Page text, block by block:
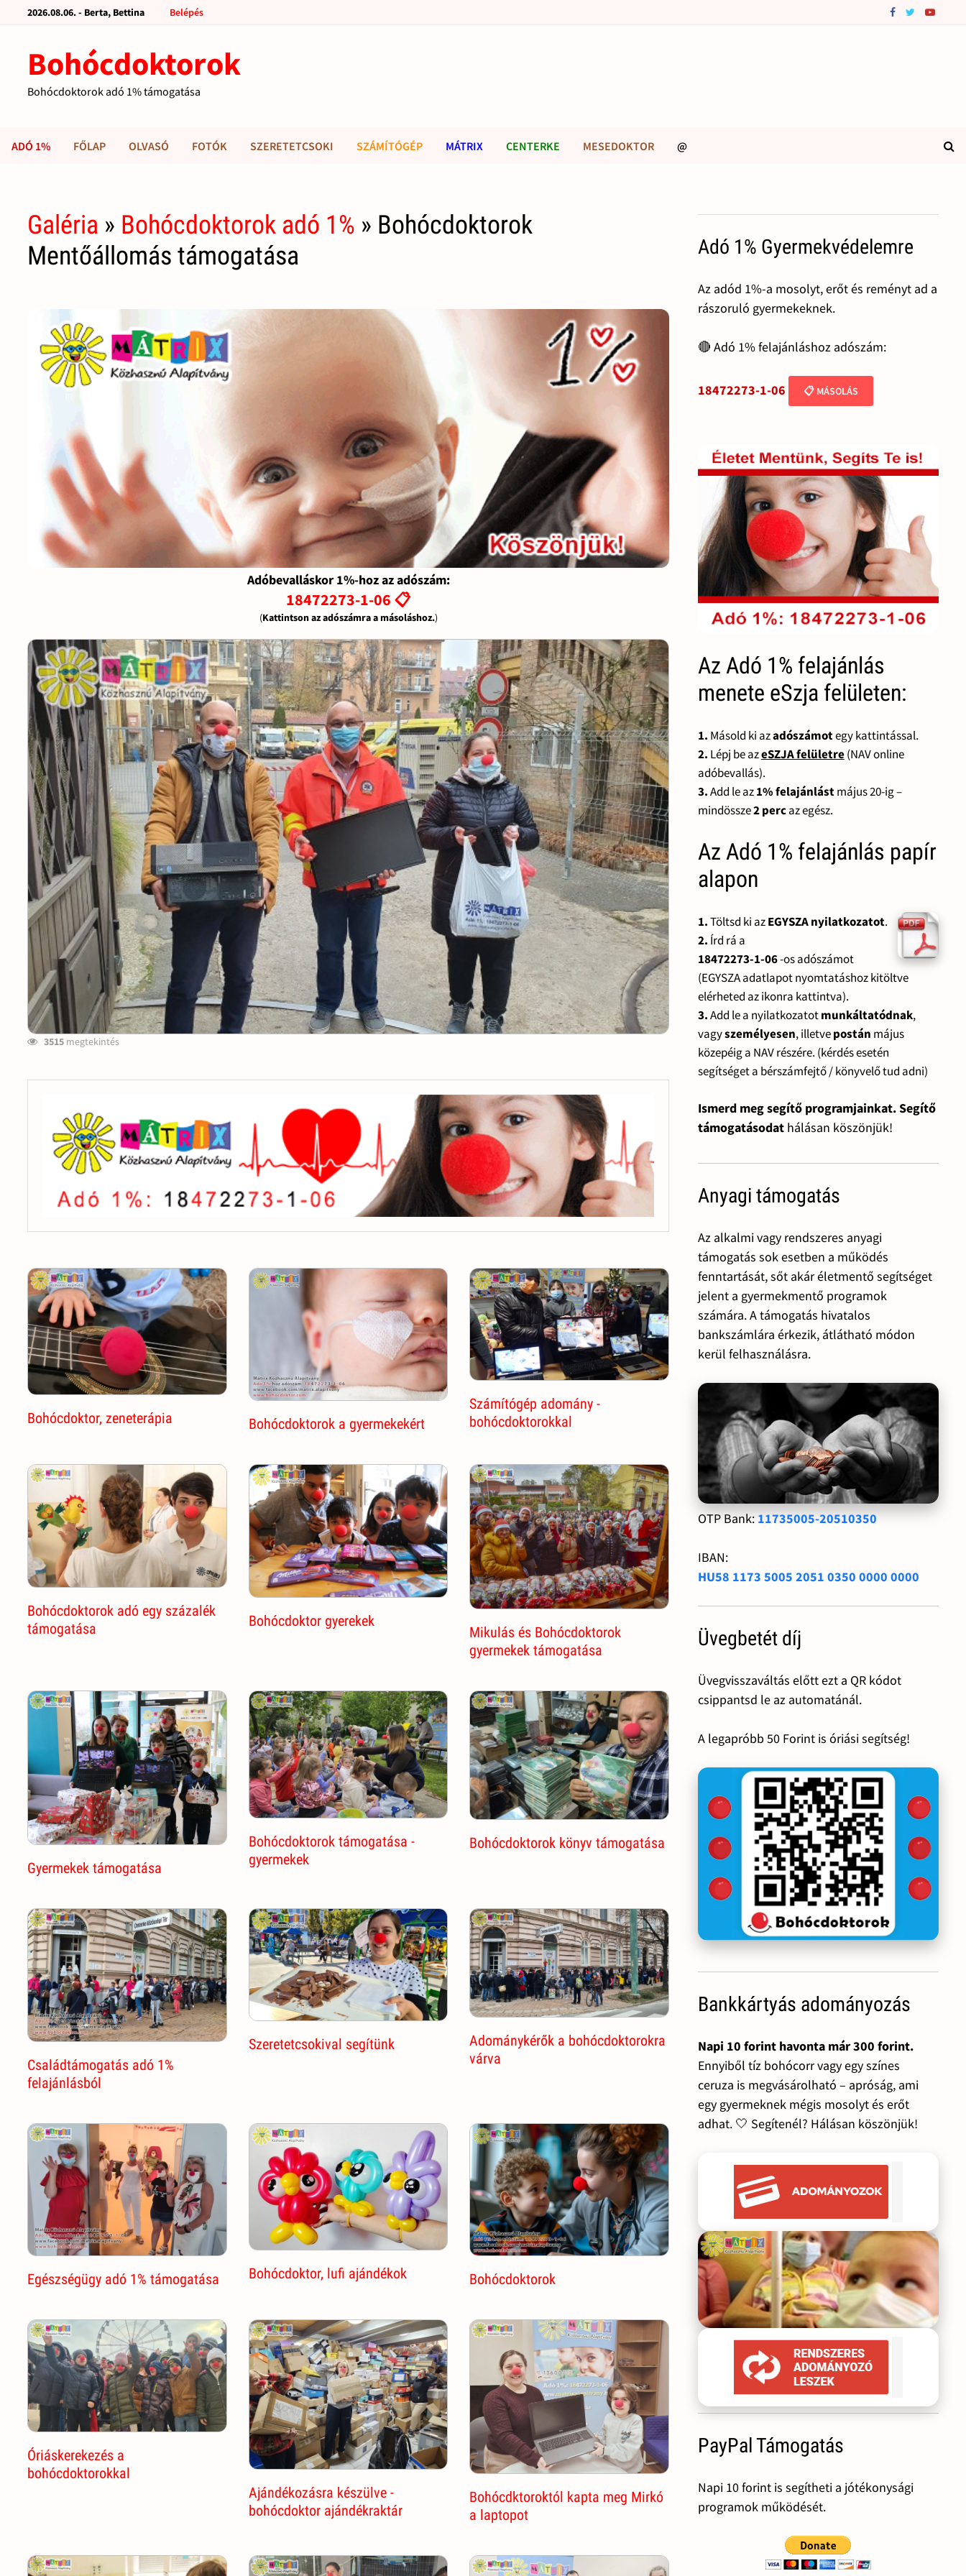
2026.08.06. - Berta, Bettina Belépés
Bohócdoktorok
Bohócdoktorok adó 1% támogatása
ADÓ 1% FŐLAP OLVASÓ FOTÓK SZERETETCSOKI SZÁMÍTÓGÉP MÁTRIX CENTERKE MESEDOKTOR @
Galéria » Bohócdoktorok adó 1% » Bohócdoktorok
Mentőállomás támogatása
Adóbevalláskor 1%-hoz az adószám:
18472273-1-06 📋
(Kattintson az adószámra a másoláshoz.)
3515 megtekintés
Bohócdoktor, zeneterápia Bohócdoktorok a gyermekekért
Számítógép adomány -
bohócdoktorokkal
Bohócdoktorok adó egy százalék
támogatása
Bohócdoktor gyerekek
Mikulás és Bohócdoktorok
gyermekek támogatása
Gyermekek támogatása
Bohócdoktorok támogatása -
gyermekek
Bohócdoktorok könyv támogatása
Családtámogatás adó 1%
felajánlásból
Szeretetcsokival segítünk
Adománykérők a bohócdoktorokra
várva
Egészségügy adó 1% támogatása Bohócdoktor, lufi ajándékok Bohócdoktorok
Óriáskerekezés a
bohócdoktorokkal
Ajándékozásra készülve -
bohócdoktor ajándékraktár
Bohócdktoroktól kapta meg Mirkó
a laptopot
Adó 1% Gyermekvédelemre
Az adód 1%-a mosolyt, erőt és reményt ad a
rászoruló gyermekeknek.
🔴 Adó 1% felajánláshoz adószám:
18472273-1-06 📋 MÁSOLÁS
Az Adó 1% felajánlás
menete eSzja felületen:
1. Másold ki azadószámotegy kattintással.
2. Lépj be azeSZJA felületre(NAV online
adóbevallás).
3.Add le az1% felajánlástmájus 20-ig –
mindössze2 percaz egész.
Az Adó 1% felajánlás papír
alapon
1.Töltsd ki azEGYSZA nyilatkozatot.
2. Írd rá a
18472273-1-06-os adószámot
(EGYSZA adatlapot nyomtatáshoz kitöltve
elérheted az ikonra kattintva).
3.Add le a nyilatkozatotmunkáltatódnak,
vagyszemélyesen, illetvepostán május
közepéig a NAV részére. (kérdés esetén
segítséget a bérszámfejtő / könyvelő tud adni)
Ismerd meg segítő programjainkat. Segítő
támogatásodat hálásan köszönjük!
Anyagi támogatás
Az alkalmi vagy rendszeres anyagi
támogatás sok esetben a működés
fenntartását, sőt akár életmentő segítséget
jelent a gyermekmentő programok
számára. A támogatás hivatalos
bankszámlára érkezik, átlátható módon
kerül felhasználásra.
OTP Bank: 11735005-20510350
IBAN:
HU58 1173 5005 2051 0350 0000 0000
Üvegbetét díj
Üvegvisszaváltás előtt ezt a QR kódot
csippantsd le az automatánál.
A legapróbb 50 Forint is óriási segítség!
Bankkártyás adományozás
Napi 10 forint havonta már 300 forint.
Ennyiből tíz bohócorr vagy egy színes
ceruza is megvásárolható – apróság, ami
egy gyermeknek mégis mosolyt és erőt
adhat. 🤍 Segítenél? Hálásan köszönjük!
PayPal Támogatás
Napi 10 forint is segítheti a jótékonysági
programok működését.